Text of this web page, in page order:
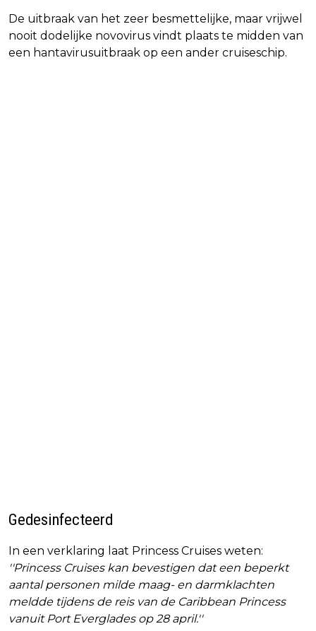
De uitbraak van het zeer besmettelijke, maar vrijwel
nooit dodelijke novovirus vindt plaats te midden van
een hantavirusuitbraak op een ander cruiseschip.
Gedesinfecteerd
In een verklaring laat Princess Cruises weten:
''Princess Cruises kan bevestigen dat een beperkt
aantal personen milde maag- en darmklachten
meldde tijdens de reis van de Caribbean Princess
vanuit Port Everglades op 28 april.''